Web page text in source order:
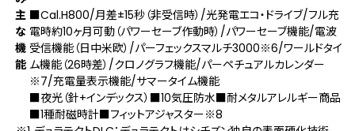
主
な
機
能
■Cal.H800/月差±15秒（非受信時）/光発電エコ・ドライブ/フル充
電時約10ヶ月可動（パワーセーブ作動時）/パワーセーブ機能/電波
受信機能（日中米欧）/パーフェックスマルチ3000※6/ワールドタイ
ム機能（26時差）/クロノグラフ機能/パーペチュアルカレンダー
※7/充電量表示機能/サマータイム機能
■夜光（針+インデックス）■10気圧防水■耐メタルアレルギー商品
■1種耐磁時計■フィットアジャスター※8